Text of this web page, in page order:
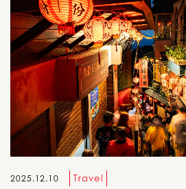
2025.12.10 Travel